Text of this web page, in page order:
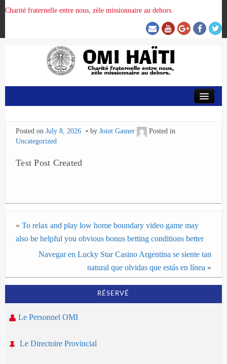
Charité fraternelle entre nous, zèle missionnaire au dehors.
ORGANISATION DE LA PROVINCE
PRÉSENCE OMI
Posted on July 8, 2026 by Joint Gasner
Posted in
Uncategorized
Test Post Created
« To relax and play low home boundary video game may
also be helpful you obvious bonus betting conditions better
Navegar en Lucky Star Casino Argentina se siente tan
natural que olvidas que estás en línea »
RÉSERVÉ
Le Personnel OMI
Le Directoire Provincial